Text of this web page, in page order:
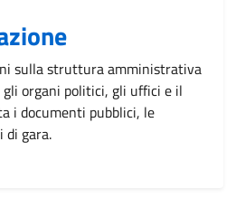
sulla struttura amministrativa
gli organi politici, gli uffici e il
i documenti pubblici, le
di gara.